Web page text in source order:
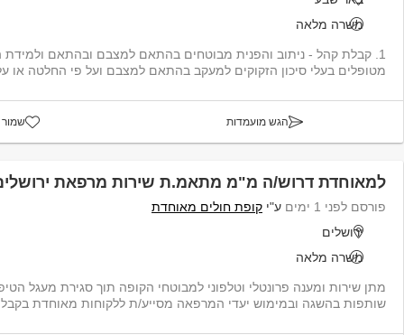
משרה מלאה
מטופלים בעלי סיכון הזקוקים למעקב בהתאם למצבם ועל פי החלטה או
הגש מועמדות שמור
למאוחדת דרוש/ה מ"מ מתאמ.ת שירות מרפאת
פורסם לפני 1 ימים ע"י קופת חולים מאוחדת
ירושלים
משרה מלאה
מתן שירות ומענה פרונטלי וטלפוני למבוטחי הקופה תוך סגירת מעגל
שותפות בהשגה ובמימוש יעדי המרפאה מסייע/ת ללקוחות מאוחדת בקבלת טיפול אדמיני...